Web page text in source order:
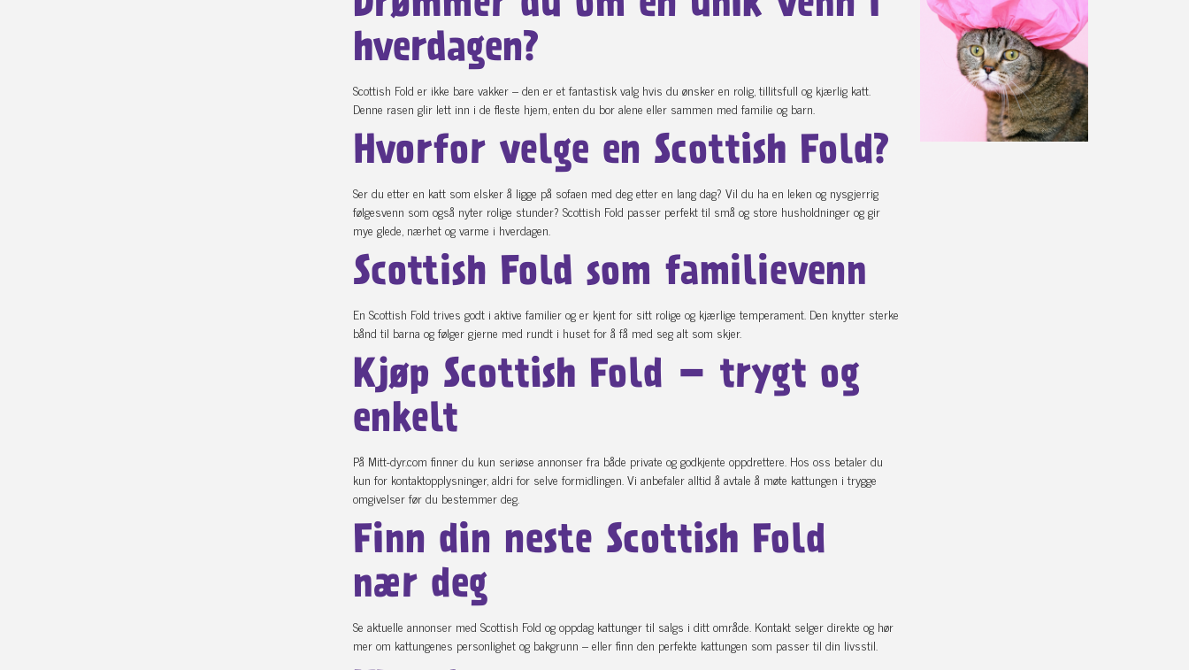
hverdagen?
Scottish Fold er ikke bare vakker – den er et fantastisk valg hvis du ønsker en rolig, tillitsfull og kjærlig katt.
Denne rasen glir lett inn i de fleste hjem, enten du bor alene eller sammen med familie og barn.
Hvorfor velge en Scottish Fold?
Ser du etter en katt som elsker å ligge på sofaen med deg etter en lang dag? Vil du ha en leken og nysgjerrig
følgesvenn som også nyter rolige stunder? Scottish Fold passer perfekt til små og store husholdninger og gir
mye glede, nærhet og varme i hverdagen.
Scottish Fold som familievenn
En Scottish Fold trives godt i aktive familier og er kjent for sitt rolige og kjærlige temperament. Den knytter sterke
bånd til barna og følger gjerne med rundt i huset for å få med seg alt som skjer.
Kjøp Scottish Fold – trygt og
enkelt
På Mitt-dyr.com finner du kun seriøse annonser fra både private og godkjente oppdrettere. Hos oss betaler du
kun for kontaktopplysninger, aldri for selve formidlingen. Vi anbefaler alltid å avtale å møte kattungen i trygge
omgivelser før du bestemmer deg.
Finn din neste Scottish Fold
nær deg
Se aktuelle annonser med Scottish Fold og oppdag kattunger til salgs i ditt område. Kontakt selger direkte og hør
mer om kattungenes personlighet og bakgrunn – eller finn den perfekte kattungen som passer til din livsstil.